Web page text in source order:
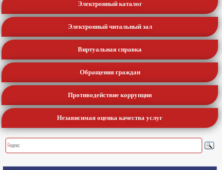
Электронный каталог
Электронный читальный зал
Виртуальная справка
Обращения граждан
Противодействие коррупции
Независимая оценка качества услуг